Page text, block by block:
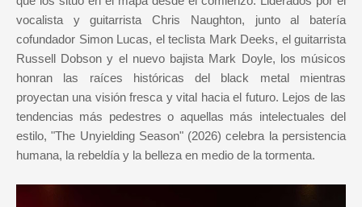
vocalista y guitarrista Chris Naughton, junto al batería
cofundador Simon Lucas, el teclista Mark Deeks, el guitarrista
Russell Dobson y el nuevo bajista Mark Doyle, los músicos
honran las raíces históricas del black metal mientras
proyectan una visión fresca y vital hacia el futuro. Lejos de las
tendencias más pedestres o aquellas más intelectuales del
estilo, "The Unyielding Season" (2026) celebra la persistencia
humana, la rebeldía y la belleza en medio de la tormenta.